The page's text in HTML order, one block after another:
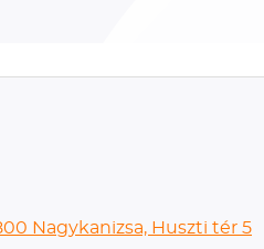
Nagykanizsa, Huszti tér 5